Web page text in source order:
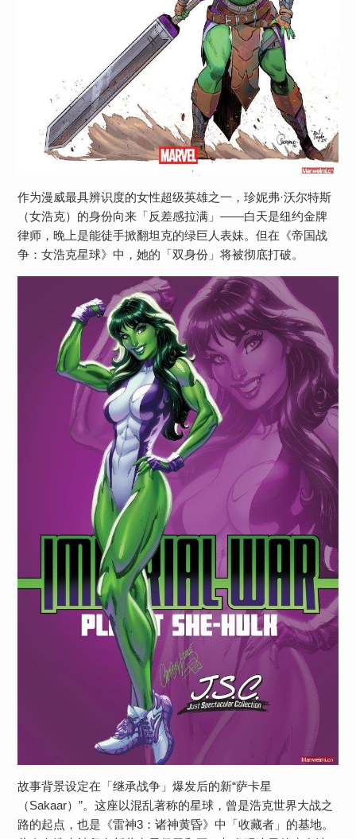
作为漫威最具辨识度的女性超级英雄之一，珍妮弗·沃尔特斯
（女浩克）的身份向来「反差感拉满」——白天是纽约金牌
律师，晚上是能徒手掀翻坦克的绿巨人表妹。但在《帝国战
争：女浩克星球》中，她的「双身份」将被彻底打破。
故事背景设定在「继承战争」爆发后的新“萨卡星
（Sakaar）”。这座以混乱著称的星球，曾是浩克世界大战之
路的起点，也是《雷神3：诸神黄昏》中「收藏者」的基地。